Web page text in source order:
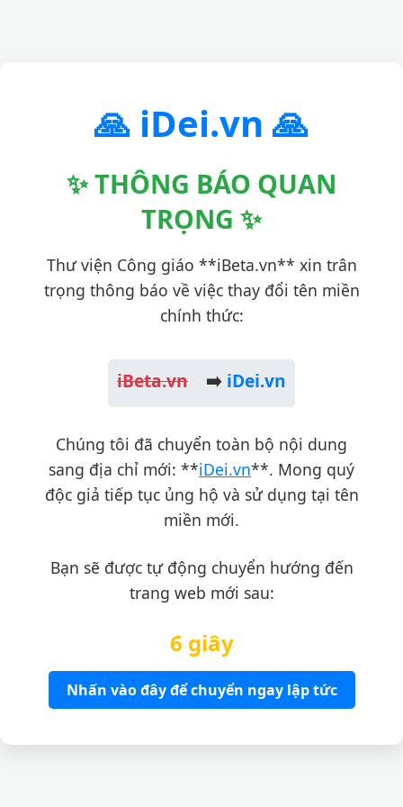
🙏 iDei.vn 🙏
✨ THÔNG BÁO QUAN
TRỌNG ✨
Thư viện Công giáo **iBeta.vn** xin trân
trọng thông báo về việc thay đổi tên miền
chính thức:
iBeta.vn ➡️ iDei.vn
Chúng tôi đã chuyển toàn bộ nội dung
sang địa chỉ mới: **iDei.vn**. Mong quý
độc giả tiếp tục ủng hộ và sử dụng tại tên
miền mới.
Bạn sẽ được tự động chuyển hướng đến
trang web mới sau:
6 giây
Nhấn vào đây để chuyển ngay lập tức